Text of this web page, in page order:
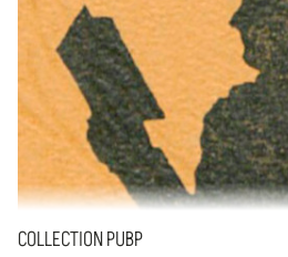
COLLECTION PUBP